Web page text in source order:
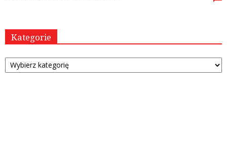
Kategorie
Kategorie